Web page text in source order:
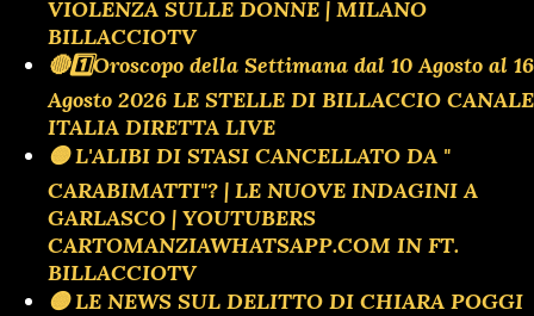
VIOLENZA SULLE DONNE | MILANO
BILLACCIOTV
🔴1️⃣Oroscopo della Settimana dal 10 Agosto al 16
Agosto 2026 LE STELLE DI BILLACCIO CANALE
ITALIA DIRETTA LIVE
🟡 L'ALIBI DI STASI CANCELLATO DA "
CARABIMATTI"? | LE NUOVE INDAGINI A
GARLASCO | YOUTUBERS
CARTOMANZIAWHATSAPP.COM IN FT.
BILLACCIOTV
🟡 LE NEWS SUL DELITTO DI CHIARA POGGI